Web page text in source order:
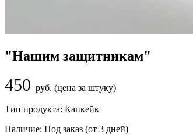
"Нашим защитникам"
450 руб. (цена за штуку)
Тип продукта: Капкейк
Наличие: Под заказ (от 3 дней)